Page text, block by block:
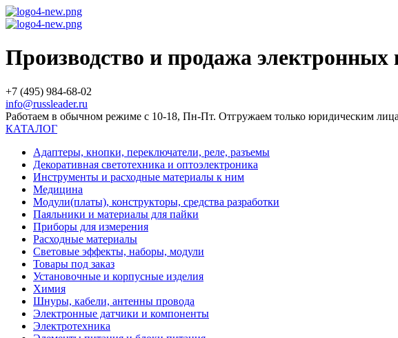
Производство и продажа электронных
+7 (495) 984-68-02
info@russleader.ru
Работаем в обычном режиме с 10-18, Пн-Пт. Отгружаем только юридическим
КАТАЛОГ
Адаптеры, кнопки, переключатели, реле, разъемы
Декоративная светотехника и оптоэлектроника
Инструменты и расходные материалы к ним
Медицина
Модули(платы), конструкторы, средства разработки
Паяльники и материалы для пайки
Приборы для измерения
Расходные материалы
Световые эффекты, наборы, модули
Товары под заказ
Установочные и корпусные изделия
Химия
Шнуры, кабели, антенны провода
Электронные датчики и компоненты
Электротехника